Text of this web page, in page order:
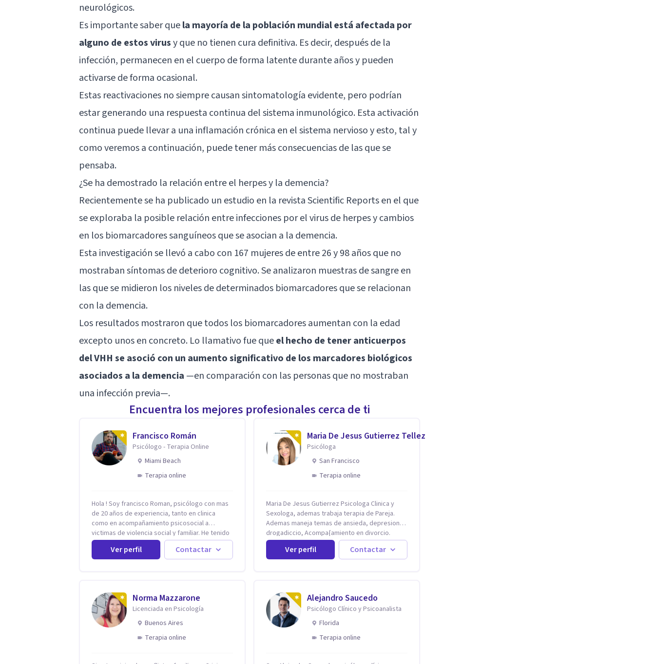
neurológicos.
Es importante saber quela mayoría de la población mundial está afectada por
alguno de estos virusy que no tienen cura definitiva. Es decir, después de la
infección, permanecen en el cuerpo de forma latente durante años y pueden
activarse de forma ocasional.
Estas reactivaciones no siempre causan sintomatología evidente, pero podrían
estar generando una respuesta continua del sistema inmunológico. Esta activación
continua puede llevar a una inflamación crónica en el sistema nervioso y esto, tal y
como veremos a continuación, puede tener más consecuencias de las que se
pensaba.
¿Se ha demostrado la relación entre el herpes y la demencia?
Recientemente se ha publicado un estudio en la revista Scientific Reports en el que
se exploraba la posible relación entre infecciones por el virus de herpes y cambios
en los biomarcadores sanguíneos que se asocian a la demencia.
Esta investigación se llevó a cabo con 167 mujeres de entre 26 y 98 años que no
mostraban síntomas de deterioro cognitivo. Se analizaron muestras de sangre en
las que se midieron los niveles de determinados biomarcadores que se relacionan
con la demencia.
Los resultados mostraron que todos los biomarcadores aumentan con la edad
excepto unos en concreto. Lo llamativo fue queel hecho de tener anticuerpos
del VHH se asoció con un aumento significativo de los marcadores biológicos
asociados a la demencia —en comparación con las personas que no mostraban
una infección previa—.
Encuentra los mejores profesionales cerca de ti
Francisco Román
Psicólogo - Terapia Online
Miami Beach
Terapia online
Hola ! Soy francisco Roman, psicólogo con mas
de 20 años de experiencia, tanto en clinica
como en acompañamiento psicosocial a
victimas de violencia social y familiar. He tenido
la oportunidad de trabajar con niños adultos y
familias en todos los espacios y esto me ha
dado un una variedad de aprendizajes que
virtual, de lunes a sabado. el costo de cada
sesión lo acordamos en el primer contacto
Ver perfil Contactar
Maria De Jesus Gutierrez Tellez
Psicóloga
San Francisco
Terapia online
Maria De Jesus Gutierrez Psicologa Clinica y
Sexologa, ademas trabaja terapia de Pareja.
Ademas maneja temas de ansieda, depresion,
drogadiccio, Acompa{amiento en divorcio.
Maneja enfoque Cognitivo Conductual. Con 20
años de experiencia, constantemente
capacitandose en las diferntes areas de la
Ver perfil Contactar
Norma Mazzarone
Licenciada en Psicología
Buenos Aires
Terapia online
Alejandro Saucedo
Psicólogo Clínico y Psicoanalista
Florida
Terapia online